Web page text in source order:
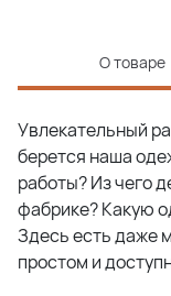
О товаре
Увлекательный
берется наша
работы? Из чего
фабрике? Какую
Здесь есть даже
простом и